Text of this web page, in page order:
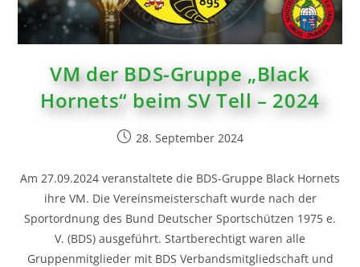
VM der BDS-Gruppe „Black
Hornets“ beim SV Tell – 2024
28. September 2024
Am 27.09.2024 veranstaltete die BDS-Gruppe Black Hornets
ihre VM. Die Vereinsmeisterschaft wurde nach der
Sportordnung des Bund Deutscher Sportschützen 1975 e.
V. (BDS) ausgeführt. Startberechtigt waren alle
Gruppenmitglieder mit BDS Verbandsmitgliedschaft und